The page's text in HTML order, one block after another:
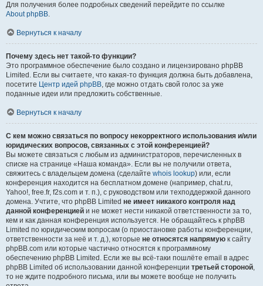
Для получения более подробных сведений перейдите по ссылке
About phpBB.
Вернуться к началу
Почему здесь нет такой-то функции?
Это программное обеспечение было создано и лицензировано phpBB
Limited. Если вы считаете, что какая-то функция должна быть добавлена,
посетите Центр идей phpBB, где можно отдать свой голос за уже
поданные идеи или предложить собственные.
Вернуться к началу
С кем можно связаться по вопросу некорректного использования и/или
юридических вопросов, связанных с этой конференцией?
Вы можете связаться с любым из администраторов, перечисленных в
списке на странице «Наша команда». Если вы не получили ответа,
свяжитесь с владельцем домена (сделайте whois lookup) или, если
конференция находится на бесплатном домене (например, chat.ru,
Yahoo!, free.fr, f2s.com и т. п.), с руководством или техподдержкой данного
домена. Учтите, что phpBB Limited не имеет никакого контроля над
данной конференцией и не может нести никакой ответственности за то,
кем и как данная конференция используется. Не обращайтесь к phpBB
Limited по юридическим вопросам (о приостановке работы конференции,
ответственности за неё и т. д.), которые не относятся напрямую к сайту
phpBB.com или которые частично относятся к программному
обеспечению phpBB Limited. Если же вы всё-таки пошлёте email в адрес
phpBB Limited об использовании данной конференции третьей стороной,
то не ждите подробного письма, или вы можете вообще не получить